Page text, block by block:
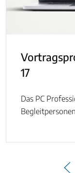
17
Das PC
Begleitpersonen